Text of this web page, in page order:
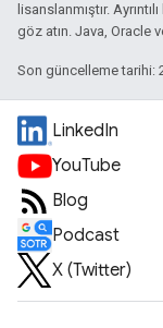
lisanslanmıştır.
göz atın. Java, Oracle
Son güncelleme tarihi:
LinkedIn
YouTube
Blog
Podcast
X (Twitter)